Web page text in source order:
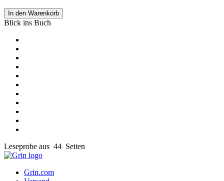
In den Warenkorb
Blick ins Buch
Leseprobe aus 44 Seiten
Grin.com